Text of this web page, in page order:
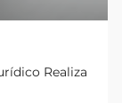
Realiza